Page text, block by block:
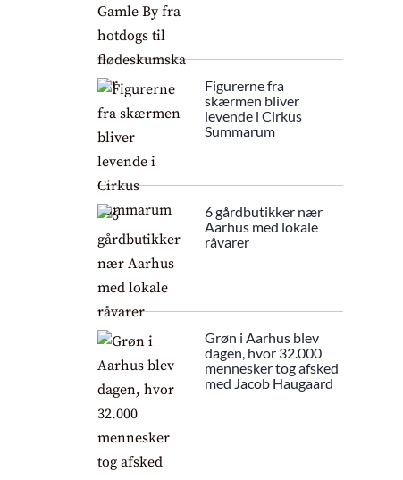
Figurerne fra
skærmen bliver
levende i Cirkus
Summarum
6 gårdbutikker nær
Aarhus med lokale
råvarer
Grøn i Aarhus blev
dagen, hvor 32.000
mennesker tog afsked
med Jacob Haugaard